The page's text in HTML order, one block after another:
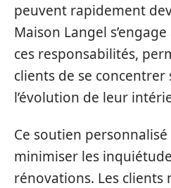
peuvent rapidement
Maison Langel
ces responsabilités,
clients de se concentrer
l’évolution de leur
Ce soutien
minimiser les
rénovations. Les clients